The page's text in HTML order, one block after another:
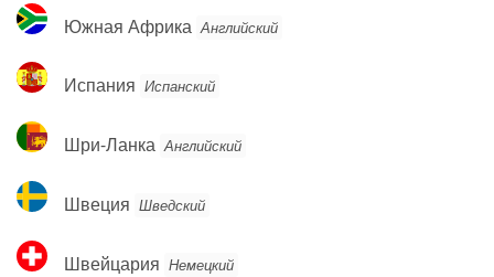
Южная
Африка
Южная Африка Английский
Испания
Испания Испанский
Шри-
Ланка
Шри-Ланка Английский
Швеция
Швеция Шведский
Швейцария
Швейцария Немецкий